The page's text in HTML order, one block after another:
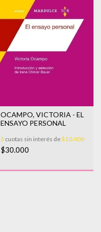
OCAMPO, VICTORIA - EL
ENSAYO PERSONAL
3 cuotas sin interés de$10.000
$30.000